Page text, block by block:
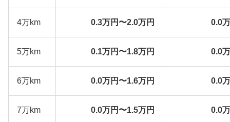
4万km 0.3万円〜2.0万円 0.0
5万km 0.1万円〜1.8万円 0.0
6万km 0.0万円〜1.6万円 0.0
7万km 0.0万円〜1.5万円 0.0